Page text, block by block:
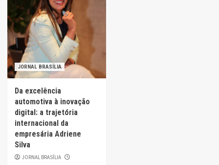
JORNAL BRASÍLIA
Da excelência
automotiva à inovação
digital: a trajetória
internacional da
empresária Adriene
Silva
JORNAL BRASÍLIA